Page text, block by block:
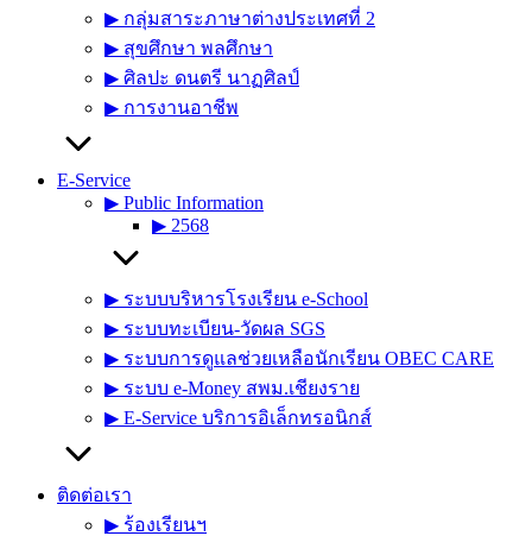
▶︎ กลุ่มสาระภาษาต่างประเทศที่ 2
▶︎ สุขศึกษา พลศึกษา
▶︎ ศิลปะ ดนตรี นาฏศิลป์
▶︎ การงานอาชีพ
E-Service
▶︎ Public Information
▶︎ 2568
▶︎ ระบบบริหารโรงเรียน e-School
▶︎ ระบบทะเบียน-วัดผล SGS
▶︎ ระบบการดูแลช่วยเหลือนักเรียน OBEC CARE
▶︎ ระบบ e-Money สพม.เชียงราย
▶︎ E-Service บริการอิเล็กทรอนิกส์
ติดต่อเรา
▶︎ ร้องเรียนฯ